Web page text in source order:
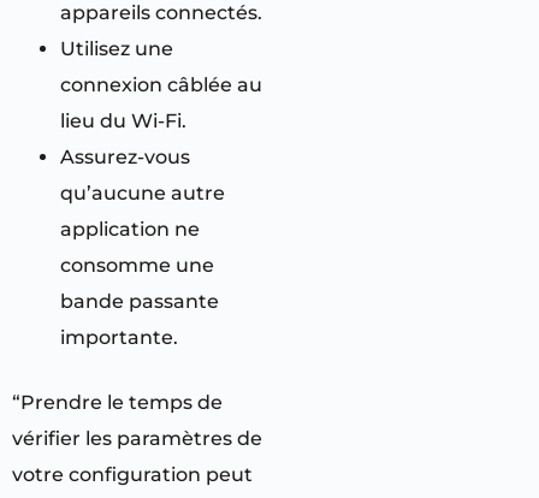
appareils connectés.
Utilisez une
connexion câblée au
lieu du Wi-Fi.
Assurez-vous
qu’aucune autre
application ne
consomme une
bande passante
importante.
“Prendre le temps de
vérifier les paramètres de
votre configuration peut